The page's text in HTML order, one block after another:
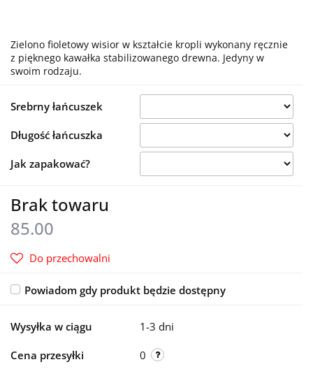
Zielono fioletowy wisior w kształcie kropli wykonany ręcznie
z pięknego kawałka stabilizowanego drewna. Jedyny w
swoim rodzaju.
Srebrny łańcuszek
Długość łańcuszka
Jak zapakować?
Brak towaru
85.00
Do przechowalni
Powiadom gdy produkt będzie dostępny
Wysyłka w ciągu 1-3 dni
Cena przesyłki 0